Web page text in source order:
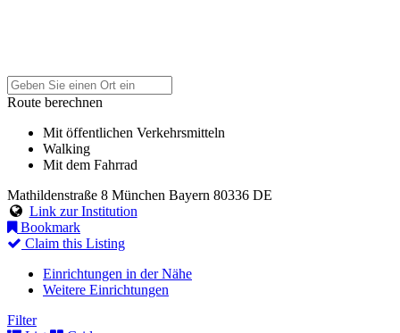
Route berechnen
Mit öffentlichen Verkehrsmitteln
Walking
Mit dem Fahrrad
Mathildenstraße 8 München Bayern 80336 DE
Link zur Institution
Bookmark
Claim this Listing
Einrichtungen in der Nähe
Weitere Einrichtungen
Filter